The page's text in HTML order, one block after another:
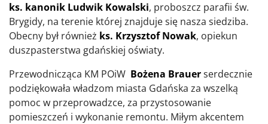
ks. kanonik Ludwik Kowalski, proboszcz parafii św.
Brygidy, na terenie której znajduje się nasza siedziba.
Obecny był również ks. Krzysztof Nowak, opiekun
duszpasterstwa gdańskiej oświaty.
Przewodnicząca KM POiW Bożena Brauerserdecznie
podziękowała władzom miasta Gdańska za wszelką
pomoc w przeprowadzce, za przystosowanie
pomieszczeń i wykonanie remontu. Miłym akcentem